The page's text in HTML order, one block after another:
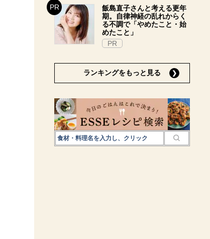
飯島直子さんと考える更年
期。自律神経の乱れからく
る不調で「やめたこと・始
めたこと」
PR
ランキングをもっと見る